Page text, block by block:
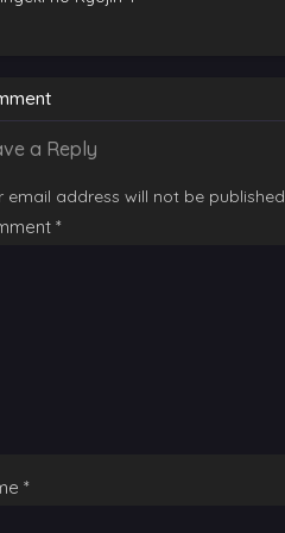
a Reply
email address will not be published.
*
*